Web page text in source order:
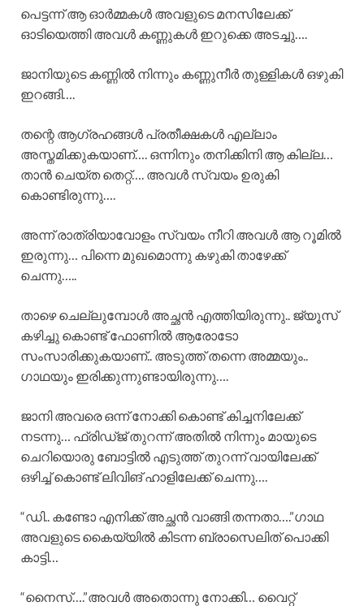
പെട്ടന്ന് ആ ഓർമ്മകൾ അവളുടെ മനസിലേക്ക്
ഓടിയെത്തി അവൾ കണ്ണുകൾ ഇറുക്കെ അടച്ചു….
ജാനിയുടെ കണ്ണിൽ നിന്നും കണ്ണുനീർ തുള്ളികൾ ഒഴുകി
ഇറങ്ങി….
തന്റെ ആഗ്രഹങ്ങൾ പ്രതീക്ഷകൾ എല്ലാം
അസ്തമിക്കുകയാണ്…. ഒന്നിനും തനിക്കിനി ആ കില്ല…
താൻ ചെയ്ത തെറ്റ്…. അവൾ സ്വയം ഉരുകി
കൊണ്ടിരുന്നു….
അന്ന് രാത്രിയാവോളം സ്വയം നീറി അവൾ ആ റൂമിൽ
ഇരുന്നു… പിന്നെ മുഖമൊന്നു കഴുകി താഴേക്ക്
ചെന്നു…..
താഴെ ചെല്ലുമ്പോൾ അച്ഛൻ എത്തിയിരുന്നു.. ജ്യൂസ്
കഴിച്ചു കൊണ്ട് ഫോണിൽ ആരോടോ
സംസാരിക്കുകയാണ്.. അടുത്ത് തന്നെ അമ്മയും..
ഗാഥയും ഇരിക്കുന്നുണ്ടായിരുന്നു….
ജാനി അവരെ ഒന്ന് നോക്കി കൊണ്ട് കിച്ചനിലേക്ക്
നടന്നു… ഫ്രിഡ്ജ് തുറന്ന് അതിൽ നിന്നും മായുടെ
ചെറിയൊരു ബോട്ടിൽ എടുത്ത് തുറന്ന് വായിലേക്ക്
ഒഴിച്ച് കൊണ്ട് ലിവിങ് ഹാളിലേക്ക് ചെന്നു….
“ഡി.. കണ്ടോ എനിക്ക് അച്ഛൻ വാങ്ങി തന്നതാ….”ഗാഥ
അവളുടെ കൈയ്യിൽ കിടന്ന ബ്രാസെലിത് പൊക്കി
കാട്ടി…
“നൈസ്….”അവൾ അതൊന്നു നോക്കി… വൈറ്റ്